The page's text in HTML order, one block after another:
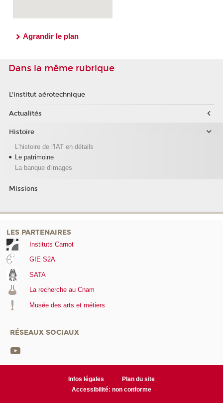
Agrandir le plan
Dans la même rubrique
L'institut aérotechnique
Actualités
Histoire
L'histoire de l'IAT en détails
Le patrimoine
La banque d'images
Missions
LES PARTENAIRES
Instituts Carnot
GIE S2A
SATA
La recherche au Cnam
Musée des arts et métiers
RÉSEAUX SOCIAUX
Infos légales
Plan du site
Accessibilité: non conforme